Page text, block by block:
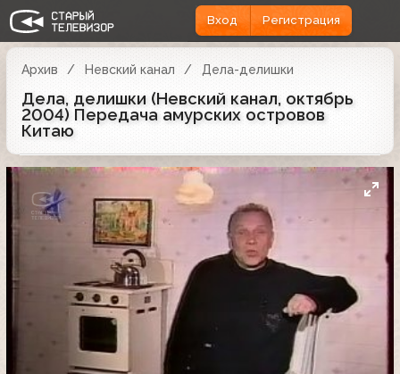
Вход Регистрация
Архив Невский канал Дела-делишки
Дела, делишки (Невский канал, октябрь
2004) Передача амурских островов
Китаю